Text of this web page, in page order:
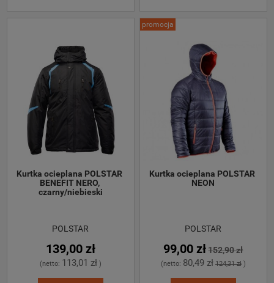
Kurtka ocieplana POLSTAR
BENEFIT NERO,
czarny/niebieski
POLSTAR
139,00 zł
(netto: 113,01 zł)
Kurtka ocieplana POLSTAR
NEON
POLSTAR
99,00 zł 152,90 zł
(netto: 80,49 zł 124,31 zł)
promocja